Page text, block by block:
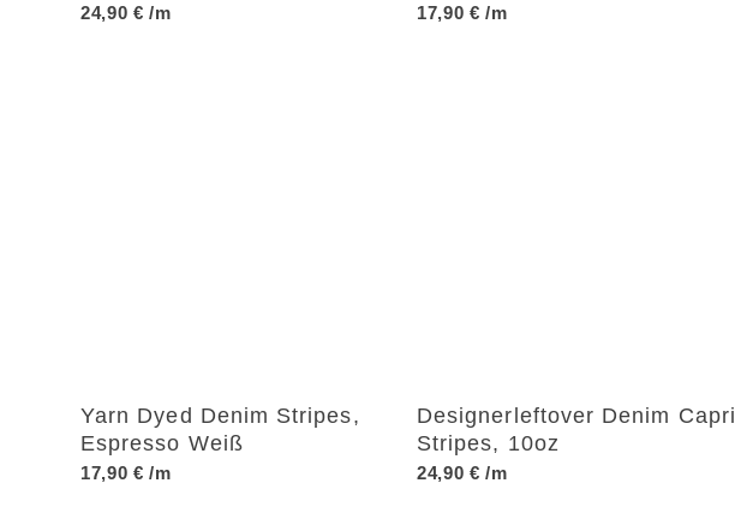
24,90€ /m 17,90 € /m
Yarn Dyed Denim Stripes,
Espresso Weiß
17,90€ /m
Designerleftover Denim Capri
Stripes, 10oz
24,90 € /m